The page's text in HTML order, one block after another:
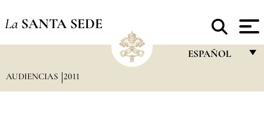
La SANTA SEDE
ESPAÑOL
AUDIENCIAS 2011